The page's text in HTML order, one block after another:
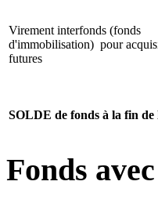
Virement interfonds (fonds
d'immobilisation) pour
futures
SOLDE de fonds à la fin de
Fonds